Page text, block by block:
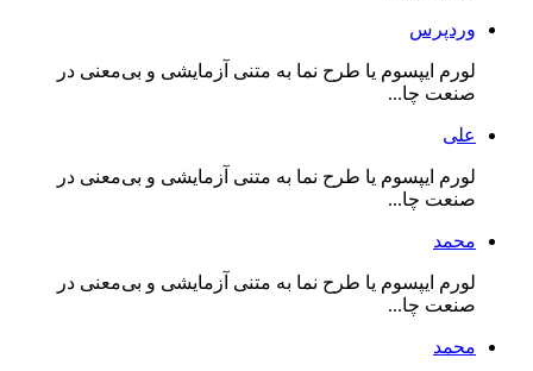
وردپرس
لورم ایپسوم یا طرح‌ نما به متنی آزمایشی و بی‌معنی در
صنعت چا...
علی
لورم ایپسوم یا طرح‌ نما به متنی آزمایشی و بی‌معنی در
صنعت چا...
محمد
لورم ایپسوم یا طرح‌ نما به متنی آزمایشی و بی‌معنی در
صنعت چا...
محمد